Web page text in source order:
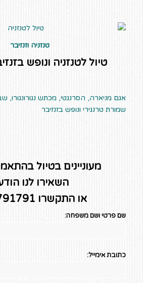
טנזניה וזנזיבר
טיול לטנזניה ונופש בזנזיבר 10
אגם מניארה, הסרנגטי, מכתש נגורונגורו,
שמורת טרנגירי ונופש בזנזיבר
מעוניינים בטיול
השאירו לנו
או התקשרו 02-5791791
שם פרטי ושם משפחה:
כתובת אימייל: